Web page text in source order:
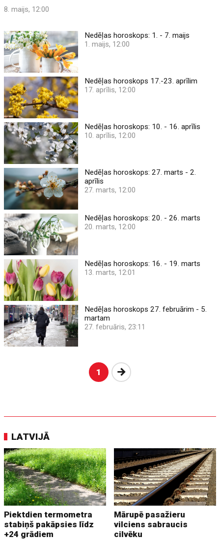
8. maijs, 12:00
Nedēļas horoskops: 1. - 7. maijs
1. maijs, 12:00
Nedēļas horoskops 17.-23. aprīlim
17. aprīlis, 12:00
Nedēļas horoskops: 10. - 16. aprīlis
10. aprīlis, 12:00
Nedēļas horoskops: 27. marts - 2.
aprīlis
27. marts, 12:00
Nedēļas horoskops: 20. - 26. marts
20. marts, 12:00
Nedēļas horoskops: 16. - 19. marts
13. marts, 12:01
Nedēļas horoskops 27. februārim - 5.
martam
27. februāris, 23:11
1 Nākošā
LATVIJĀ
Piektdien termometra
stabiņš pakāpsies līdz
+24 grādiem
Mārupē pasažieru
vilciens sabraucis
cilvēku